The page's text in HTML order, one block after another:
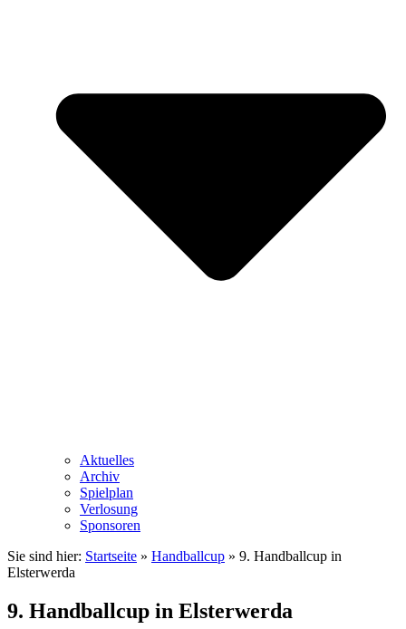
Aktuelles
Archiv
Spielplan
Verlosung
Sponsoren
Sie sind hier: Startseite » Handballcup » 9. Handballcup in
Elsterwerda
9. Handballcup in Elsterwerda